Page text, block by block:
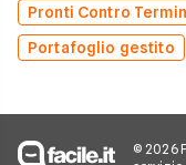
Pronti Contro
Portafoglio gestito
© 2026